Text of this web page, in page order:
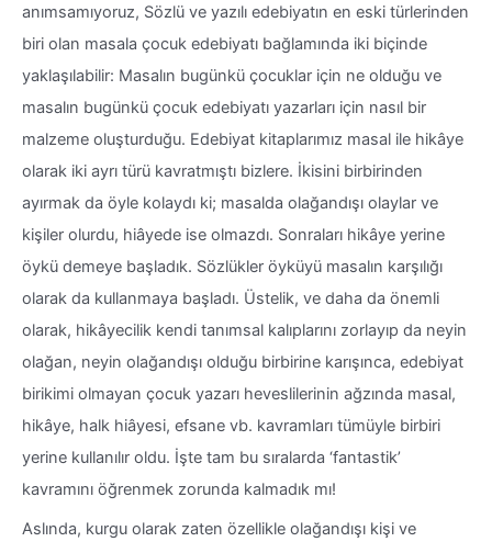
anımsamıyoruz, Sözlü ve yazılı edebiyatın en eski türlerinden
biri olan masala çocuk edebiyatı bağlamında iki biçinde
yaklaşılabilir: Masalın bugünkü çocuklar için ne olduğu ve
masalın bugünkü çocuk edebiyatı yazarları için nasıl bir
malzeme oluşturduğu. Edebiyat kitaplarımız masal ile hikâye
olarak iki ayrı türü kavratmıştı bizlere. İkisini birbirinden
ayırmak da öyle kolaydı ki; masalda olağandışı olaylar ve
kişiler olurdu, hiâyede ise olmazdı. Sonraları hikâye yerine
öykü demeye başladık. Sözlükler öyküyü masalın karşılığı
olarak da kullanmaya başladı. Üstelik, ve daha da önemli
olarak, hikâyecilik kendi tanımsal kalıplarını zorlayıp da neyin
olağan, neyin olağandışı olduğu birbirine karışınca, edebiyat
birikimi olmayan çocuk yazarı heveslilerinin ağzında masal,
hikâye, halk hiâyesi, efsane vb. kavramları tümüyle birbiri
yerine kullanılır oldu. İşte tam bu sıralarda ‘fantastik’
kavramını öğrenmek zorunda kalmadık mı!
Aslında, kurgu olarak zaten özellikle olağandışı kişi ve